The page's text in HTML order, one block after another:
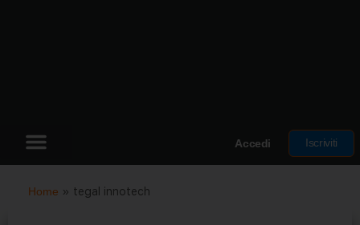
Accedi Iscriviti
Home » tegal innotech